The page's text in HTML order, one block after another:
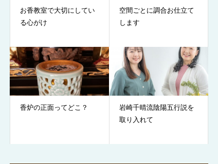
お香教室で大切にしてい
る心がけ
空間ごとに調合お仕立て
します
香炉の正面ってどこ？
岩崎千晴流陰陽五行説を
取り入れて